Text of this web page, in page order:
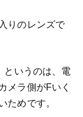
りのレンズで
というのは、電
メラ側がFいく
ためです。